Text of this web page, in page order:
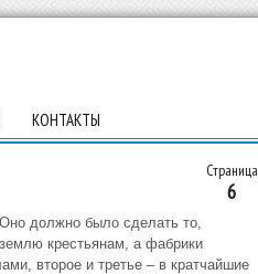
КОНТАКТЫ
Страница
6
должно было сделать то,
крестьянам, а фабрики
второе и третье – в кратчайшие